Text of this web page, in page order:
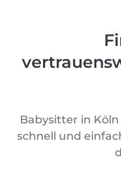
Babysitter in
schnell und